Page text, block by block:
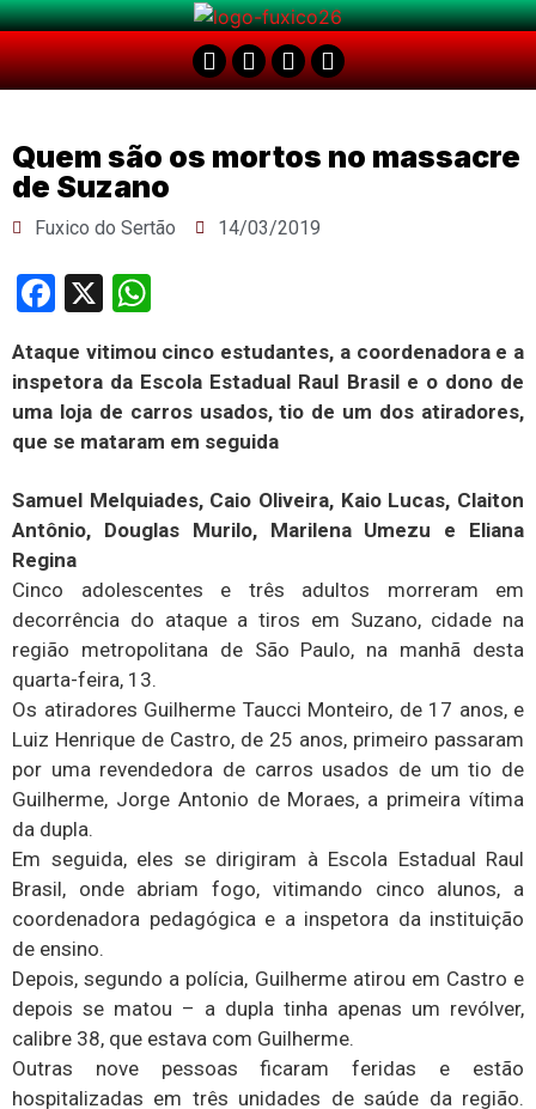
Quem são os mortos no massacre
de Suzano
Fuxico do Sertão 14/03/2019
Facebook
X
Ataque vitimou cinco estudantes, a coordenadora e a
inspetora da Escola Estadual Raul Brasil e o dono de
uma loja de carros usados, tio de um dos atiradores,
que se mataram em seguida
Samuel Melquiades, Caio Oliveira, Kaio Lucas, Claiton
Antônio, Douglas Murilo, Marilena Umezu e Eliana
Regina
Cinco adolescentes e três adultos morreram em
decorrência do ataque a tiros em Suzano, cidade na
região metropolitana de São Paulo, na manhã desta
quarta-feira, 13.
Os atiradores Guilherme Taucci Monteiro, de 17 anos, e
Luiz Henrique de Castro, de 25 anos, primeiro passaram
por uma revendedora de carros usados de um tio de
Guilherme, Jorge Antonio de Moraes, a primeira vítima
da dupla.
Em seguida, eles se dirigiram à Escola Estadual Raul
Brasil, onde abriam fogo, vitimando cinco alunos, a
coordenadora pedagógica e a inspetora da instituição
de ensino.
Depois, segundo a polícia, Guilherme atirou em Castro e
depois se matou – a dupla tinha apenas um revólver,
calibre 38, que estava com Guilherme.
Outras nove pessoas ficaram feridas e estão
hospitalizadas em três unidades de saúde da região.